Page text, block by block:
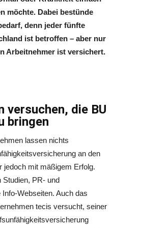
möchte. Dabei bestünde
denn jeder fünfte
ist betroffen – aber nur
Arbeitnehmer ist versichert.
versuchen, die BU
bringen
lassen nichts
an den
jedoch mit mäßigem Erfolg.
Studien, PR- und
Webseiten. Auch das
tecis versucht, seiner